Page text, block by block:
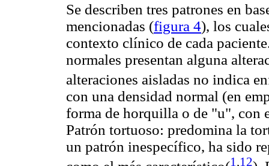
Se describen tres patrones en
mencionadas (figura 4), los
contexto clínico de cada
normales presentan alguna
alteraciones aisladas no indica
con una densidad normal (en
forma de horquilla o de "u", con
Patrón tortuoso: predomina la
un patrón inespecífico, ha sido
1 ,12